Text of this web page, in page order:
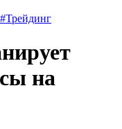
#Трейдинг
на